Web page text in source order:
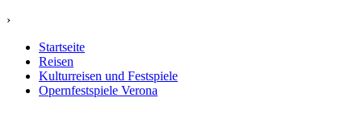
›
Startseite
Reisen
Kulturreisen und Festspiele
Opernfestspiele Verona